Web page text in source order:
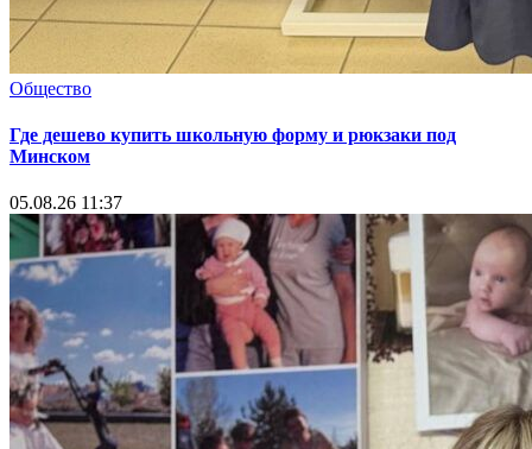
Общество
Где дешево купить школьную форму и рюкзаки под
Минском
05.08.26 11:37